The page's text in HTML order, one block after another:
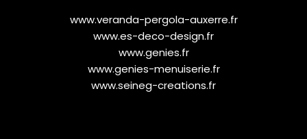
www.veranda-pergola-auxerre.fr
www.es-deco-design.fr
www.genies.fr
www.genies-menuiserie.fr
www.seineg-creations.fr